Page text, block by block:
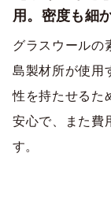
用。密度も細
グラスウールの
島製材所が使用
性を持たせるた
安心で、また費
す。